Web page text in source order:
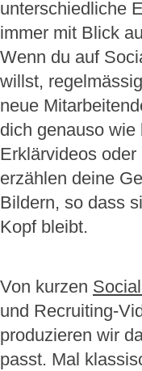
unterschiedliche
immer mit Blick
Wenn du auf
willst,
neue
dich genauso wie
Erklärvideos
erzählen deine
Bildern, so dass
Kopf bleibt.
Von kurzen
und Recruiting-
produzieren wir
passt. Mal